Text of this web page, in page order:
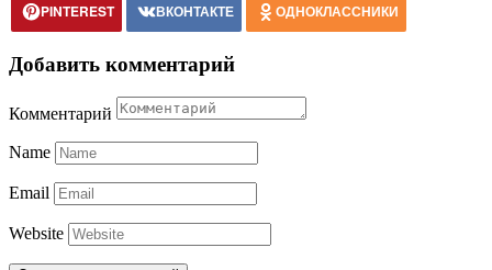
PINTEREST ВКОНТАКТЕ ОДНОКЛАССНИКИ
Добавить комментарий
Комментарий
Name
Email
Website